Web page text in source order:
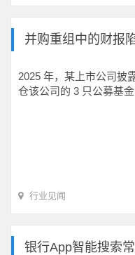
并购重组中的财报
2025 年，某上市公司披
仓该公司的 3 只公募基
行业见闻
银行App智能搜索